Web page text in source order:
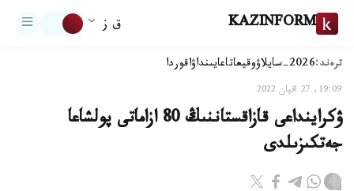
KAZINFORM ق ز
ترەند:2026-سايلاۋ وقيعاتاعايىنداۋاقوردا
19:09, 27 اقپان 2022
ۋكراينداعى قازاقستاننىڭ 80 ازاماتى پولشاعا
جەتكىزىلدى